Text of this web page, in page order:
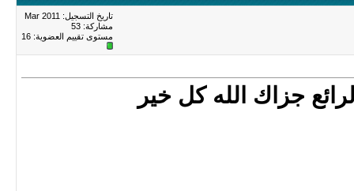
تاريخ التسجيل: Mar 2011
مشاركة: 53
مستوى تقييم العضوية: 16
جزاك الله كل خير